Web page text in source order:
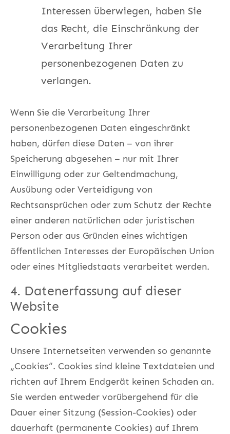
Interessen überwiegen, haben Sie
das Recht, die Einschränkung der
Verarbeitung Ihrer
personenbezogenen Daten zu
verlangen.
Wenn Sie die Verarbeitung Ihrer
personenbezogenen Daten eingeschränkt
haben, dürfen diese Daten – von ihrer
Speicherung abgesehen – nur mit Ihrer
Einwilligung oder zur Geltendmachung,
Ausübung oder Verteidigung von
Rechtsansprüchen oder zum Schutz der Rechte
einer anderen natürlichen oder juristischen
Person oder aus Gründen eines wichtigen
öffentlichen Interesses der Europäischen Union
oder eines Mitgliedstaats verarbeitet werden.
4. Datenerfassung auf dieser
Website
Cookies
Unsere Internetseiten verwenden so genannte
„Cookies“. Cookies sind kleine Textdateien und
richten auf Ihrem Endgerät keinen Schaden an.
Sie werden entweder vorübergehend für die
Dauer einer Sitzung (Session-Cookies) oder
dauerhaft (permanente Cookies) auf Ihrem